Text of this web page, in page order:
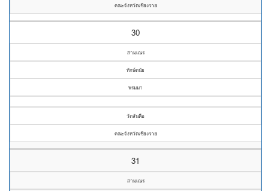
คณะจังหวัดเชียงราย
30
สามเณร
ทักษ์ดนัย
พรมมา
วัดสันคือ
คณะจังหวัดเชียงราย
31
สามเณร